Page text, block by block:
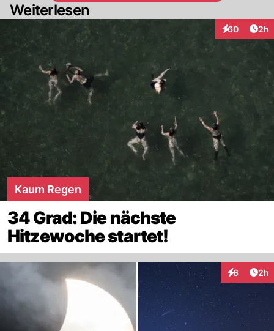
Weiterlesen
60
Interaktionen
2h
Kaum Regen
34 Grad: Die nächste
Hitzewoche startet!
6 2h